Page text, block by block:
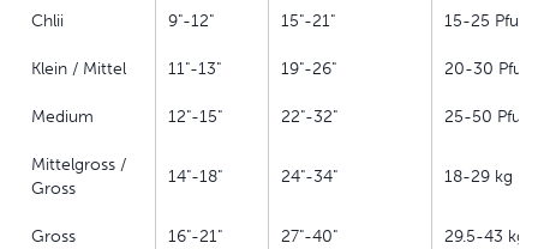
Chlii 9"-12" 15"-21" 15-25 Pfund
Klein / Mittel 11"-13" 19"-26" 20-30
Medium 12"-15" 22"-32" 25-50
Mittelgross /
Gross
14"-18" 24"-34" 18-29 kg
Gross 16"-21" 27"-40" 29.5-43 kg